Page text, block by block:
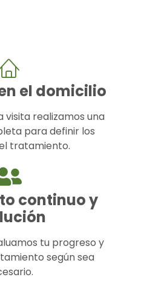
el domicilio
visita realizamos una
para definir los
tratamiento.
continuo y
tu progreso y
según sea